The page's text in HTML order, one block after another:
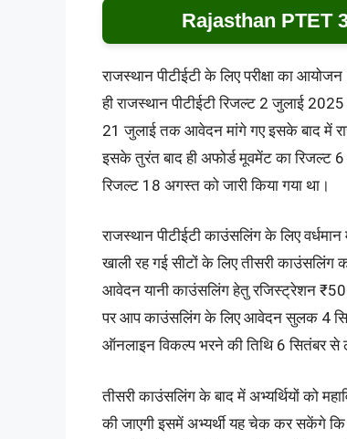
Rajasthan PTET
राजस्थान पीटीईटी के लिए परीक्षा का
ही राजस्थान पीटीईटी रिजल्ट 2 जुलाई
21 जुलाई तक आवेदन मांगे गए इसके बाद में
इसके तुरंत बाद ही अफोर्ड मूवमेंट का रिजल्ट
रिजल्ट 18 अगस्त को जारी किया गया था।
राजस्थान पीटीईटी काउंसलिंग के लिए वर्धमान
खाली रह गई सीटों के लिए तीसरी
आवेदन यानी काउंसलिंग हेतु रजिस्ट्रेशन
पर आप काउंसलिंग के लिए आवेदन सुलक 4
ऑनलाइन विकल्प भरने की तिथि 6 सितंबर
तीसरी काउंसलिंग के बाद में अभ्यर्थियों को
की जाएगी इसमें अभ्यर्थी यह चेक कर सकेंगे कि